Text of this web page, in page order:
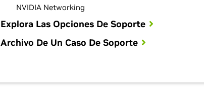
NVIDIA Networking
Explora Las Opciones De Soporte
Archivo De Un Caso De Soporte